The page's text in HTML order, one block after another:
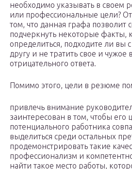
необходимо указывать в своем
или профессиональные цели?
том, что данная графа позволит
подчеркнуть некоторые факты,
определиться, подходите ли вы
другу и не тратить свое и чужое
отрицательного ответа.
Помимо этого, цели в резюме
привлечь внимание
заинтересован в том, чтобы его
потенциального работника
выделиться среди остальных
продемонстрировать такие
профессионализм и
найти такое место работы,